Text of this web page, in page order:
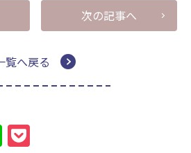
次の記事へ
覧へ戻る
Line